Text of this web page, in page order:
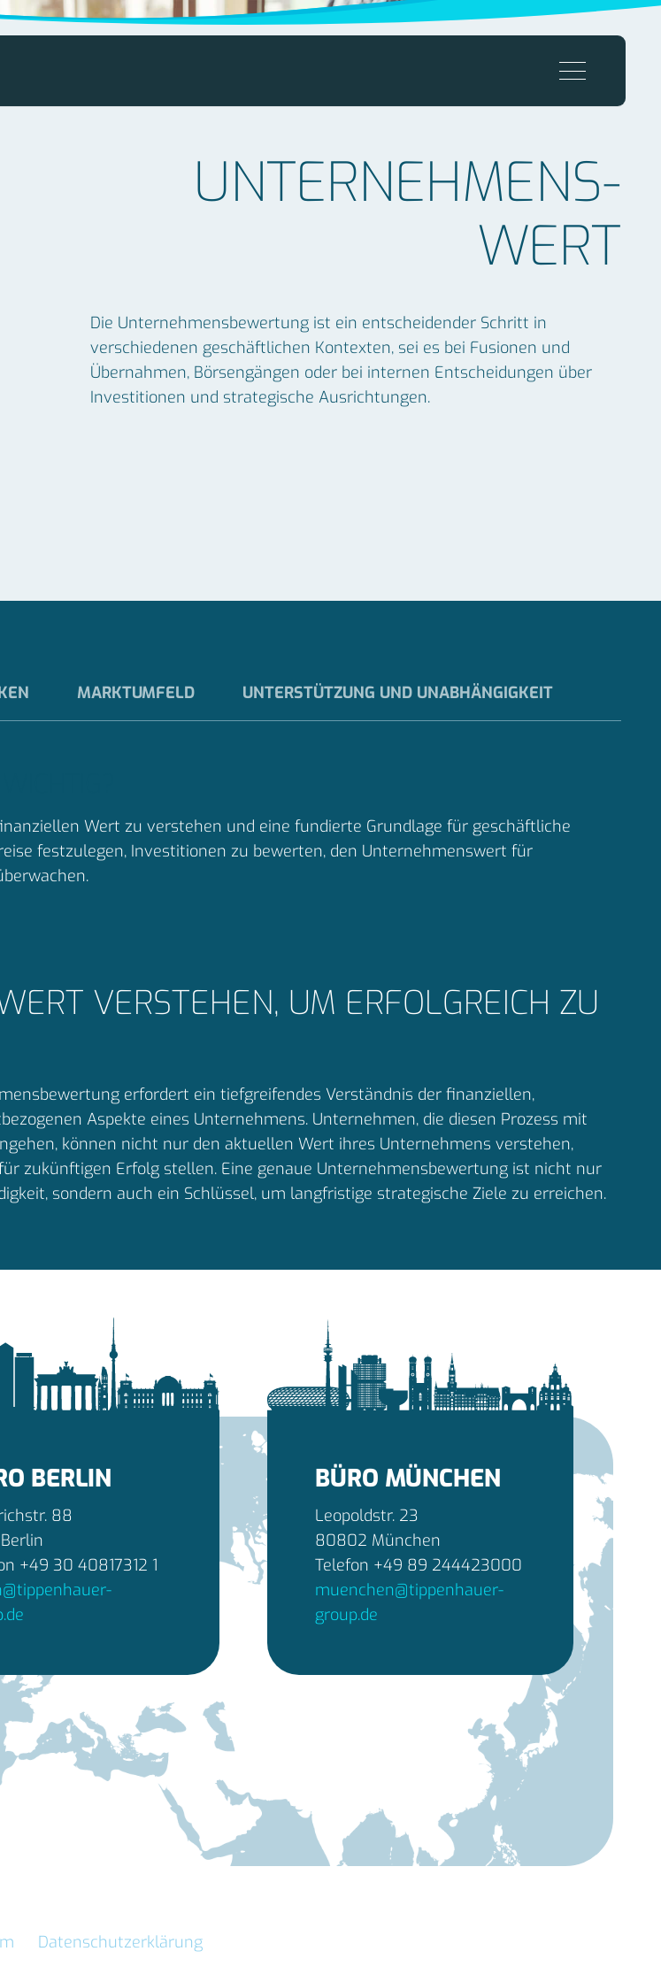
UNTERNEHMENS­
WERT
Die Unternehmensbewertung ist ein entscheidender Schritt in
verschiedenen geschäftlichen Kontexten, sei es bei Fusionen und
Übernahmen, Börsengängen oder bei internen Entscheidungen über
Investitionen und strategische Ausrichtungen.
MARKTUMFELD UNTERSTÜTZUNG UND UNABHÄNGIGKEIT
Wert zu verstehen und eine fundierte Grundlage für geschäftliche
festzulegen, Investitionen zu bewerten, den Unternehmenswert für
VERSTEHEN, UM ERFOLGREICH ZU
erfordert ein tiefgreifendes Verständnis der finanziellen,
Aspekte eines Unternehmens. Unternehmen, die diesen Prozess mit
können nicht nur den aktuellen Wert ihres Unternehmens verstehen,
zukünftigen Erfolg stellen. Eine genaue Unternehmensbewertung ist nicht nur
sondern auch ein Schlüssel, um langfristige strategische Ziele zu erreichen.
BERLIN
88
Berlin
+49 30 40817312 1
BÜRO MÜNCHEN
Leopoldstr. 23
80802 München
Telefon +49 89 244423000
muenchen@tippenhauer-
group.de
Datenschutzerklärung